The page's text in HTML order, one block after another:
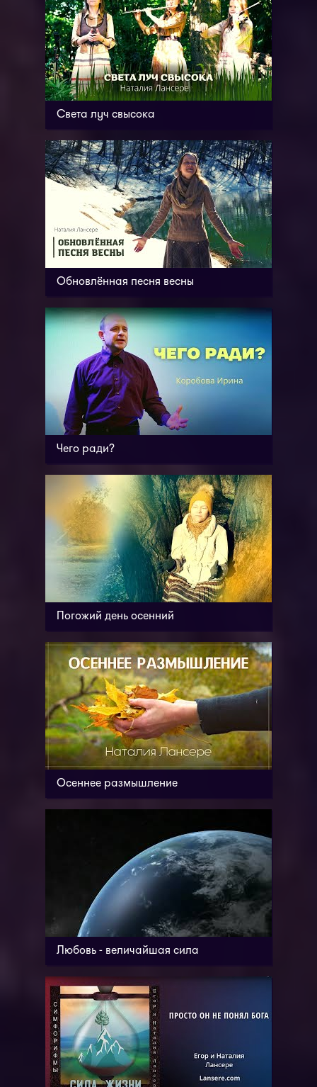
Света луч свысока
Обновлённая песня весны
Чего ради?
Погожий день осенний
Осеннее размышление
Любовь - величайшая сила